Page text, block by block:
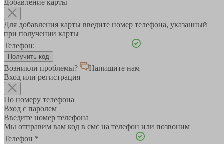
Добавление карты
Для добавления карты введите номер телефона, указанный
при получении карты
Телефон:
Возникли проблемы?
Напишите нам
Вход или регистрация
По номеру телефона
Вход с паролем
Введите номер телефона
Мы отправим вам код в смс на телефон или позвоним
Телефон *